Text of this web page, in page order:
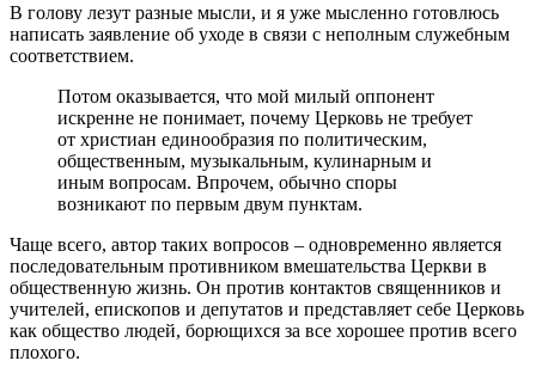
В голову лезут разные мысли, и я уже мысленно готовлюсь
написать заявление об уходе в связи с неполным служебным
соответствием.
Потом оказывается, что мой милый оппонент
искренне не понимает, почему Церковь не требует
от христиан единообразия по политическим,
общественным, музыкальным, кулинарным и
иным вопросам. Впрочем, обычно споры
возникают по первым двум пунктам.
Чаще всего, автор таких вопросов – одновременно является
последовательным противником вмешательства Церкви в
общественную жизнь. Он против контактов священников и
учителей, епископов и депутатов и представляет себе Церковь
как общество людей, борющихся за все хорошее против всего
плохого.